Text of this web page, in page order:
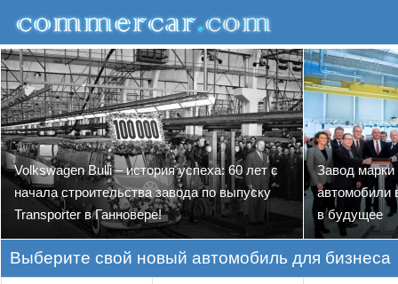
Volkswagen Bulli – история успеха: 60 лет с
начала строительства завода по выпуску
Transporter в Ганновере!
Завод
автомобили
в будущее
Выберите свой новый автомобиль для бизнеса